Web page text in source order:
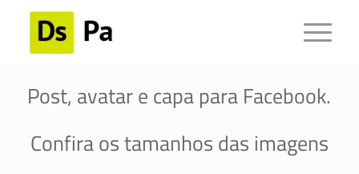
Post, avatar e capa para Facebook.
Confira os tamanhos das imagens